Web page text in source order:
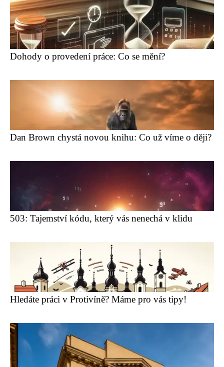
Dohody o provedení práce: Co se mění?
Dan Brown chystá novou knihu: Co už víme o ději?
503: Tajemství kódu, který vás nenechá v klidu
Hledáte práci v Protivíně? Máme pro vás tipy!